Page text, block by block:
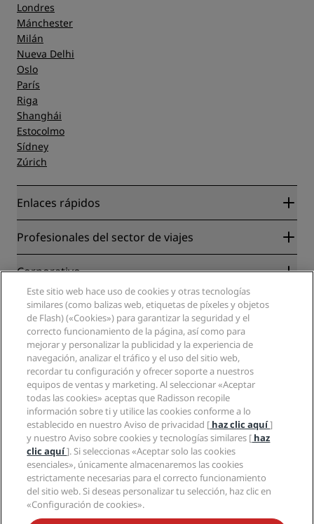
Londres
Mánchester
Milán
Nueva Delhi
Oslo
París
Riga
Shanghái
Estocolmo
Sídney
Zúrich
Enlaces rápidos
Radisson Rewards
Blog
Nuevos hoteles y próximas aperturas
Aplicación de Radisson Hotels
Hoteles Sports Approved
Hoteles ideales para familias
Salud y seguridad
Profesionales del sector de viajes
Colaboradores
Corporativo
Radisson Hotel Group
Medios
Empleos en RHG
Empleos en PPHE
Empleos en EHL
The Club by RHG
Oportunidades de desarrollo
Responsabilidad social corporativa
Compras
Información legal
Centro de privacidad
Aviso legal
Términos y condiciones de Radisson Rewards
Acuerdo de uso del sitio
Accesibilidad digital
Declaración sobre la esclavitud moderna
Ayuda
Avisos al consumidor
Contacto
Preguntas frecuentes
Mapa del sitio
Redes sociales
Marcas de Radisson Hotels
Este sitio web hace uso de cookies y otras tecnologías
similares (como balizas web, etiquetas de píxeles y objetos
de Flash) («Cookies») para garantizar la seguridad y el
correcto funcionamiento de la página, así como para
mejorar y personalizar la publicidad y la experiencia de
navegación, analizar el tráfico y el uso del sitio web,
recordar tu configuración y ofrecer soporte a nuestros
equipos de ventas y marketing. Al seleccionar «Aceptar
todas las cookies» aceptas que Radisson recopile
información sobre ti y utilice las cookies conforme a lo
establecido en nuestro Aviso de privacidad [ haz clic aquí]
y nuestro Aviso sobre cookies y tecnologías similares [ haz
clic aquí]. Si seleccionas «Aceptar solo las cookies
esenciales», únicamente almacenaremos las cookies
estrictamente necesarias para el correcto funcionamiento
del sitio web. Si deseas personalizar tu selección, haz clic en
«Configuración de cookies».